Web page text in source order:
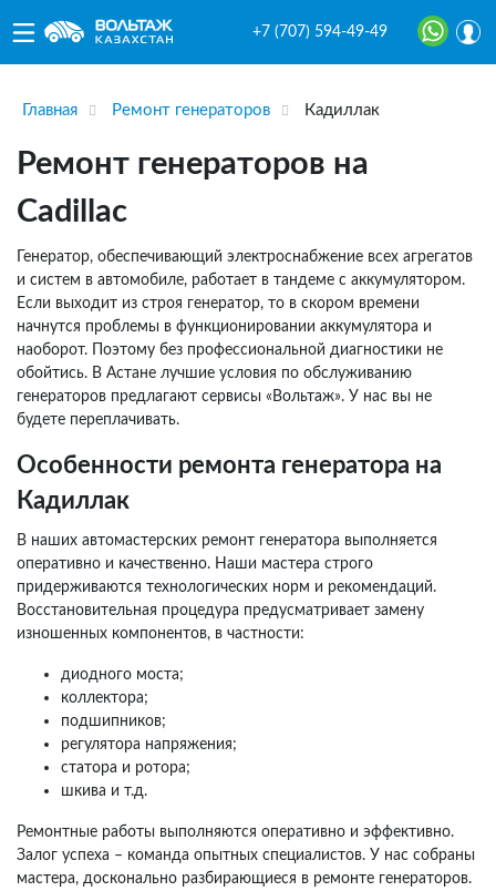
+7 (707) 594-49-49
Главная Ремонт генераторов Кадиллак
Ремонт генераторов на
Cadillac
Генератор, обеспечивающий электроснабжение всех агрегатов
и систем в автомобиле, работает в тандеме с аккумулятором.
Если выходит из строя генератор, то в скором времени
начнутся проблемы в функционировании аккумулятора и
наоборот. Поэтому без профессиональной диагностики не
обойтись. В Астане лучшие условия по обслуживанию
генераторов предлагают сервисы «Вольтаж». У нас вы не
будете переплачивать.
Особенности ремонта генератора на
Кадиллак
В наших автомастерских ремонт генератора выполняется
оперативно и качественно. Наши мастера строго
придерживаются технологических норм и рекомендаций.
Восстановительная процедура предусматривает замену
изношенных компонентов, в частности:
диодного моста;
коллектора;
подшипников;
регулятора напряжения;
статора и ротора;
шкива и т.д.
Ремонтные работы выполняются оперативно и эффективно.
Залог успеха – команда опытных специалистов. У нас собраны
мастера, досконально разбирающиеся в ремонте генераторов.